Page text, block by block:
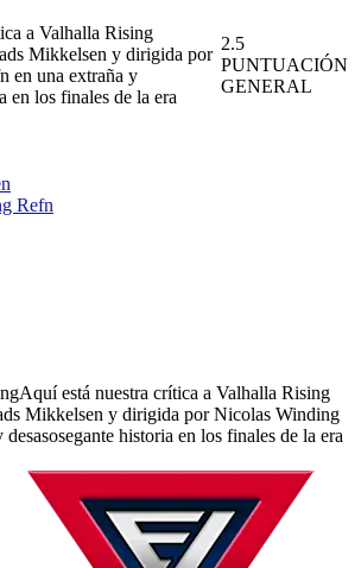
a Valhalla Rising
Mikkelsen y dirigida por
en una extraña y
en los finales de la era
2.5
PUNTUACIÓN
GENERAL
Refn
Aquí está nuestra crítica a Valhalla Rising
Mikkelsen y dirigida por Nicolas Winding
historia en los finales de la era